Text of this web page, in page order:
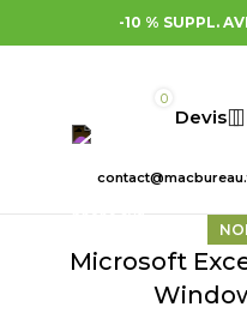
-10 % SUPPL.
0
Microsoft